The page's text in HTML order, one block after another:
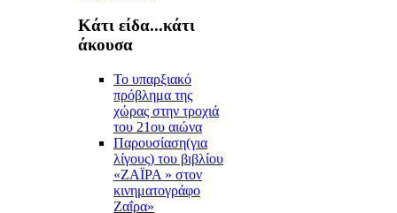
Κάτι είδα...κάτι
άκουσα
Το υπαρξιακό
πρόβλημα της
χώρας στην τροχιά
του 21ου αιώνα
Παρουσίαση(για
λίγους) του βιβλίου
«ΖΑΪΡΑ » στον
κινηματογράφο
Ζαΐρα»